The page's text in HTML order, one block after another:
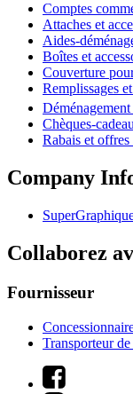
Comptes
Attaches et
Aides-
Boîtes et
Couverture
Remplissages
Chèques-
Rabais et offres
Company
Collaborez
Fournisseur
Transporteur